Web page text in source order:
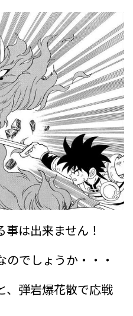
は出来ません！
でしょうか・・・
、弾岩爆花散で応戦